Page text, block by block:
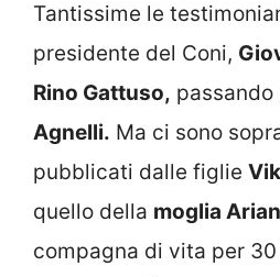
Tantissime le
presidente del Coni,
Rino Gattuso, passando
Agnelli. Ma ci sono
pubblicati dalle figlie
quello della moglia
compagna di vita per 30